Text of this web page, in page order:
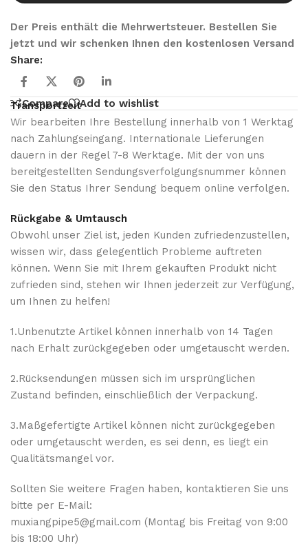
Der Preis enthält die Mehrwertsteuer. Bestellen Sie
jetzt und wir schenken Ihnen den kostenlosen Versand
Share:
Compare Add to wishlist
Transportzeit
Wir bearbeiten Ihre Bestellung innerhalb von 1 Werktag
nach Zahlungseingang. Internationale Lieferungen
dauern in der Regel 7-8 Werktage. Mit der von uns
bereitgestellten Sendungsverfolgungsnummer können
Sie den Status Ihrer Sendung bequem online verfolgen.
Rückgabe & Umtausch
Obwohl unser Ziel ist, jeden Kunden zufriedenzustellen,
wissen wir, dass gelegentlich Probleme auftreten
können. Wenn Sie mit Ihrem gekauften Produkt nicht
zufrieden sind, stehen wir Ihnen jederzeit zur Verfügung,
um Ihnen zu helfen!
1.Unbenutzte Artikel können innerhalb von 14 Tagen
nach Erhalt zurückgegeben oder umgetauscht werden.
2.Rücksendungen müssen sich im ursprünglichen
Zustand befinden, einschließlich der Verpackung.
3.Maßgefertigte Artikel können nicht zurückgegeben
oder umgetauscht werden, es sei denn, es liegt ein
Qualitätsmangel vor.
Sollten Sie weitere Fragen haben, kontaktieren Sie uns
bitte per E-Mail:
muxiangpipe5@gmail.com (Montag bis Freitag von 9:00
bis 18:00 Uhr)